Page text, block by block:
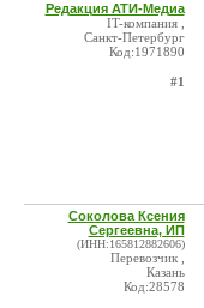
Редакция АТИ-Медиа
IT-компания ,
Санкт-Петербург
Код:1971890
#1
Соколова Ксения
Сергеевна, ИП
(ИНН:165812882606)
Перевозчик ,
Казань
Код:28578